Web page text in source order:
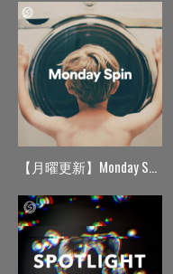
【月曜更新】Monday Spin